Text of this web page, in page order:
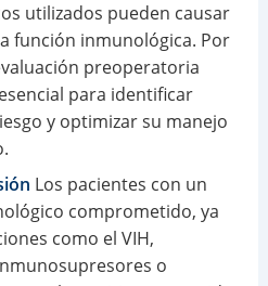
utilizados pueden causar
función inmunológica. Por
preoperatoria
para identificar
y optimizar su manejo
Los pacientes con un
comprometido, ya
como el VIH,
o